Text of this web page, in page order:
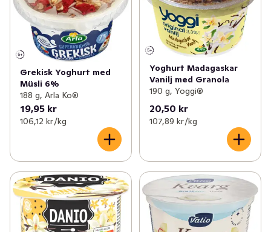
Grekisk Yoghurt med
Müsli 6%
188 g, Arla Ko®
19,95 kr
106,12 kr /kg
Yoghurt Madagaskar
Vanilj med Granola
190 g, Yoggi®
20,50 kr
107,89 kr /kg